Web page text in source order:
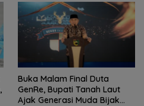
Buka Malam Final Duta
GenRe, Bupati Tanah Laut
Ajak Generasi Muda Bijak